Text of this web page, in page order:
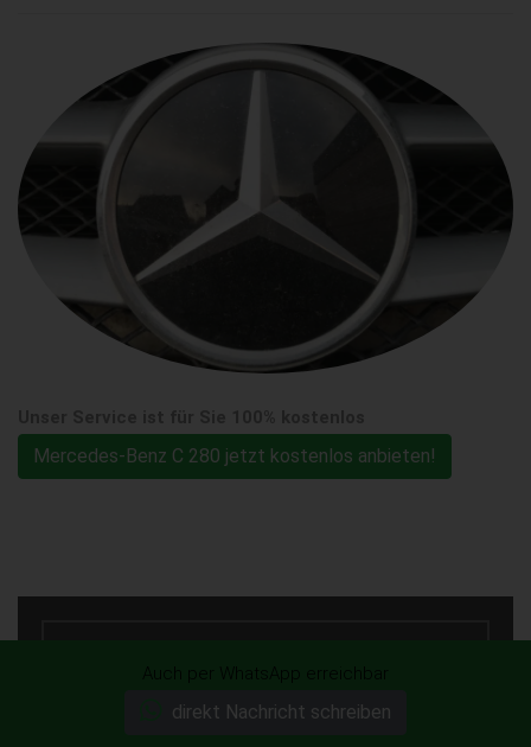
Mercedes-Benz C 280 jetzt kostenlos anbieten!
Ohne Anmeldung! unverbindlich &
kostenlos anbieten! Sofort Geld für Ihr
Auch per WhatsApp erreichbar
direkt Nachricht schreiben